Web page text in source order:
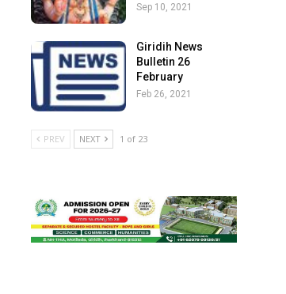
Sep 10, 2021
Giridih News
Bulletin 26
February
Feb 26, 2021
PREV NEXT 1 of 23